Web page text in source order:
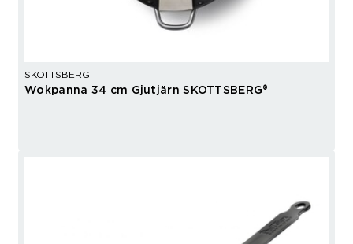
SKOTTSBERG
Wokpanna 34 cm Gjutjärn SKOTTSBERG®